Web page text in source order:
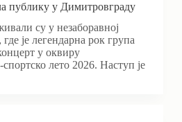
публику у Димитровграду
су у незаборавној
је легендарна рок група
у оквиру
лето 2026. Наступ је